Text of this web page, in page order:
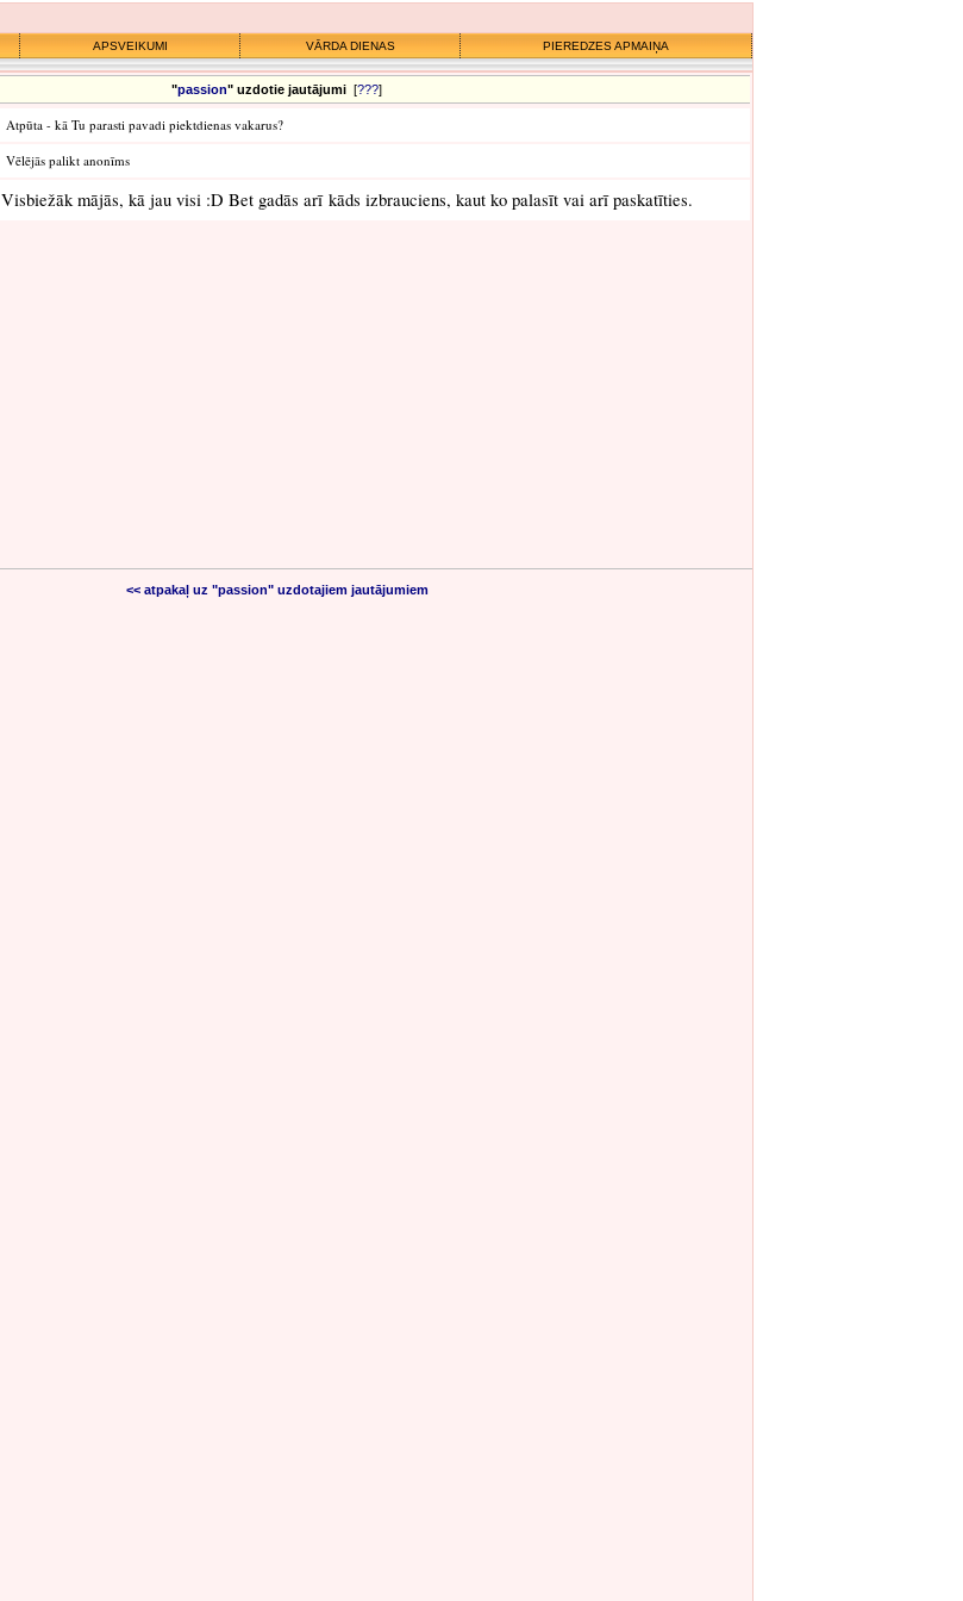
APSVEIKUMI VĀRDA DIENAS PIEREDZES APMAIŅA
"passion" uzdotie jautājumi [???]
Atpūta - kā Tu parasti pavadi piektdienas vakarus?
Vēlējās palikt anonīms
Visbiežāk mājās, kā jau visi :D Bet gadās arī kāds izbrauciens, kaut ko palasīt vai arī paskatīties.
<< atpakaļ uz "passion" uzdotajiem jautājumiem